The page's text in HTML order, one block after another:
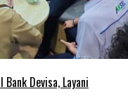
Devisa, Layani